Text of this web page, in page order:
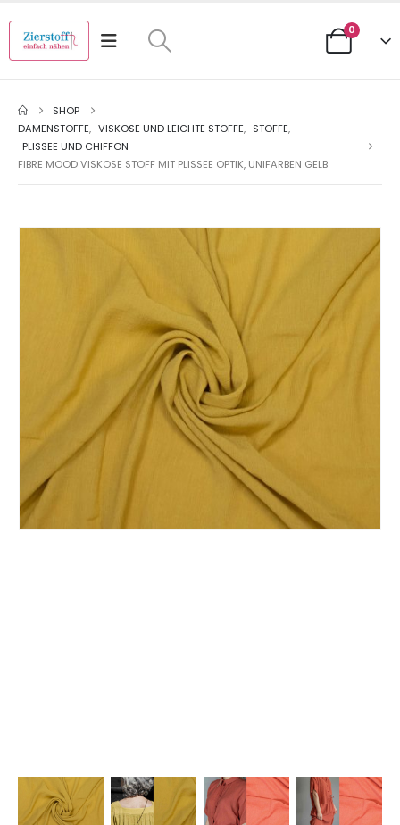
0
SHOP
DAMENSTOFFE, VISKOSE UND LEICHTE STOFFE, STOFFE,
PLISSEE UND CHIFFON
FIBRE MOOD VISKOSE STOFF MIT PLISSEE OPTIK, UNIFARBEN GELB